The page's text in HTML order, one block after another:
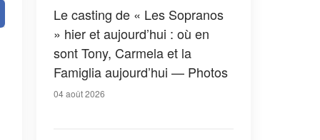
Le casting de « Les Sopranos
» hier et aujourd’hui : où en
sont Tony, Carmela et la
Famiglia aujourd’hui — Photos
04 août 2026